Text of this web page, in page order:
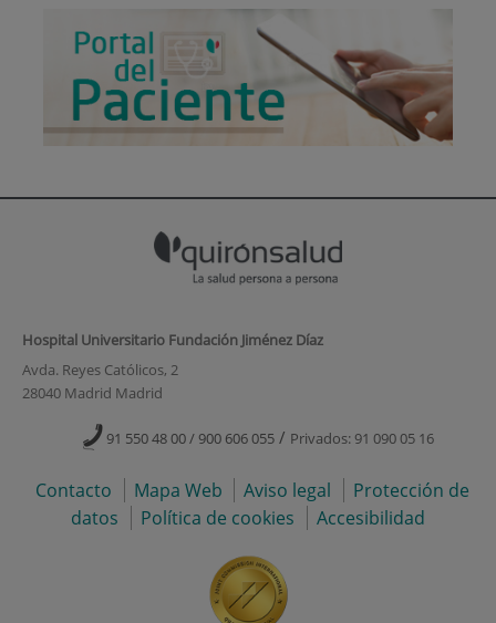
Hospital Universitario Fundación Jiménez Díaz
Avda. Reyes Católicos, 2
28040 Madrid Madrid
91 550 48 00 / 900 606 055 / Privados: 91 090 05 16
Contacto Mapa Web Aviso legal
Protección de
datos
Política de cookies Accesibilidad